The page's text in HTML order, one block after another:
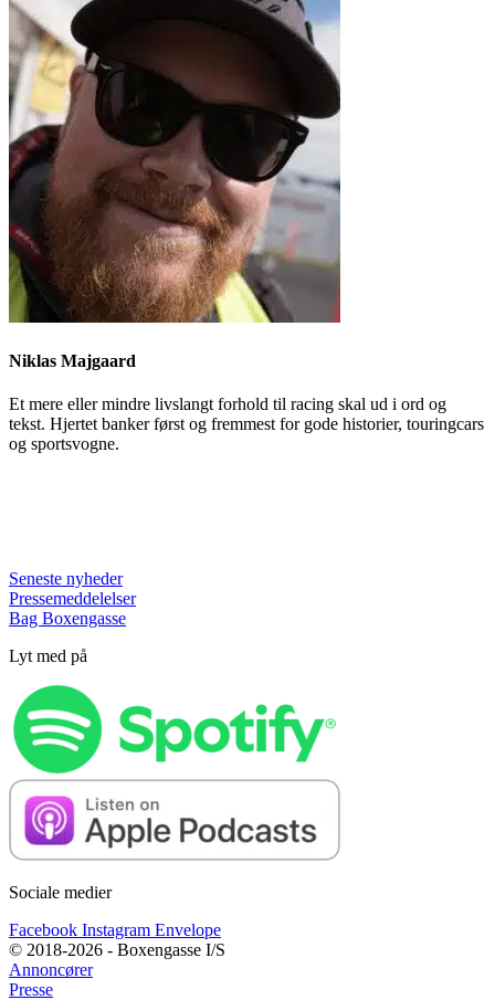
Niklas Majgaard
Et mere eller mindre livslangt forhold til racing skal ud i ord og
tekst. Hjertet banker først og fremmest for gode historier, touringcars
og sportsvogne.
Seneste nyheder
Pressemeddelelser
Bag Boxengasse
Lyt med på
Sociale medier
Facebook Instagram Envelope
© 2018-2026 - Boxengasse I/S
Annoncører
Presse